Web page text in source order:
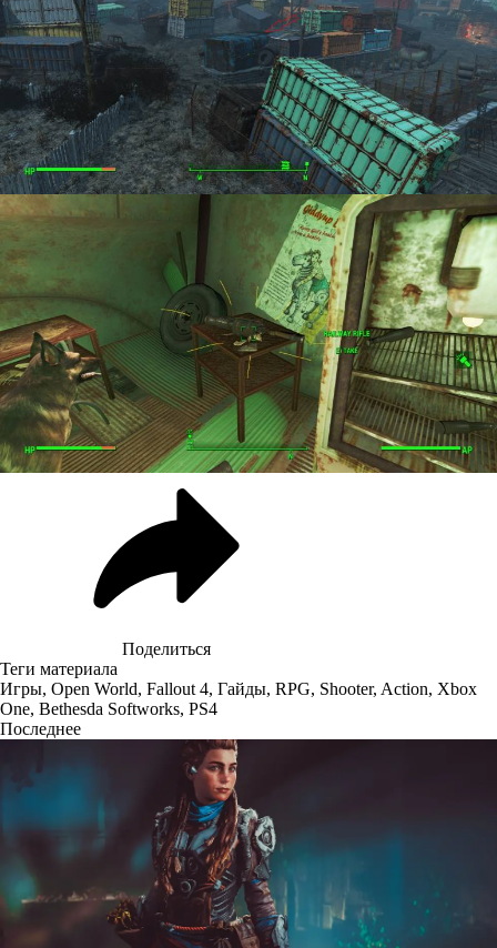
Поделиться
Теги материала
Игры, Open World, Fallout 4, Гайды, RPG, Shooter, Action, Xbox
One, Bethesda Softworks, PS4
Последнее